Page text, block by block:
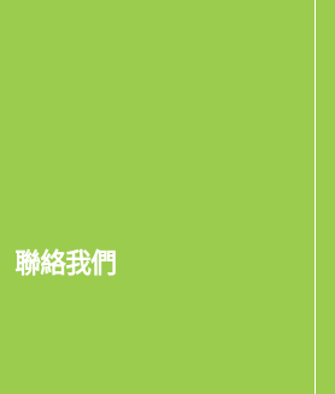
聯絡我們